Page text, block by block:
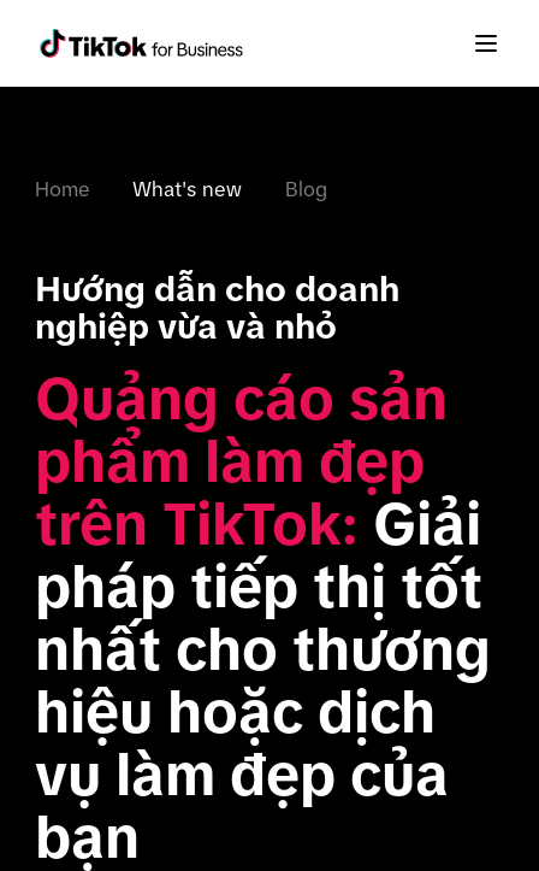
Home What's new Blog
Hướng dẫn cho doanh
nghiệp vừa và nhỏ
Quảng cáo sản
phẩm làm đẹp
trên TikTok: Giải
pháp tiếp thị tốt
nhất cho thương
hiệu hoặc dịch
vụ làm đẹp của
bạn